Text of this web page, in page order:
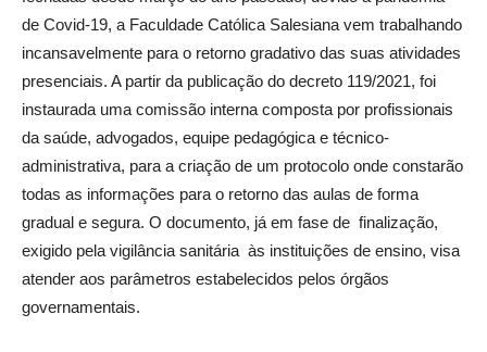
de Covid-19, a Faculdade Católica Salesiana vem trabalhando
incansavelmente para o retorno gradativo das suas atividades
presenciais. A partir da publicação do decreto 119/2021, foi
instaurada uma comissão interna composta por profissionais
da saúde, advogados, equipe pedagógica e técnico-
administrativa, para a criação de um protocolo onde constarão
todas as informações para o retorno das aulas de forma
gradual e segura. O documento, já em fase de finalização,
exigido pela vigilância sanitária às instituições de ensino, visa
atender aos parâmetros estabelecidos pelos órgãos
governamentais.